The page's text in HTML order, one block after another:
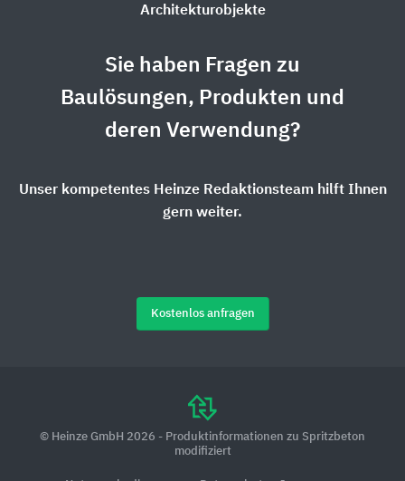
Architekturobjekte
Sie haben Fragen zu
Baulösungen, Produkten und
deren Verwendung?
Unser kompetentes Heinze Redaktionsteam hilft Ihnen
gern weiter.
Kostenlos anfragen
© Heinze GmbH 2026 - Produktinformationen zu Spritzbeton
modifiziert